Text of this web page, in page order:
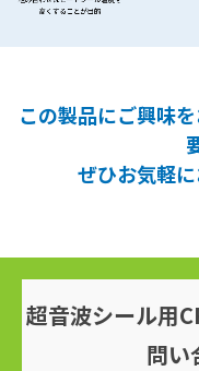
この製品にご興味
ぜひお気軽に
超音波シール用
問い